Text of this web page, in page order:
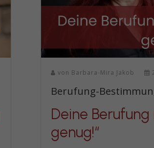
von Barbara-Mira Jakob
Berufung-
Deine Berufung
genug!“